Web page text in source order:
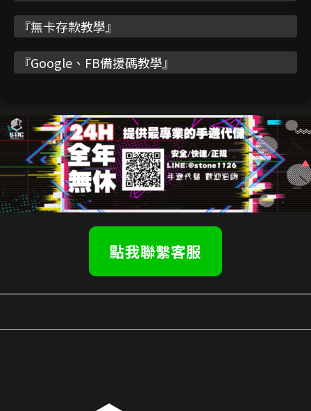
『無卡存款教學』
『Google、FB備援碼教學』
點我聯繫客服